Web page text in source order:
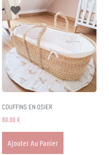
COUFFINS EN OSIER
80.00€
Ajouter Au Panier